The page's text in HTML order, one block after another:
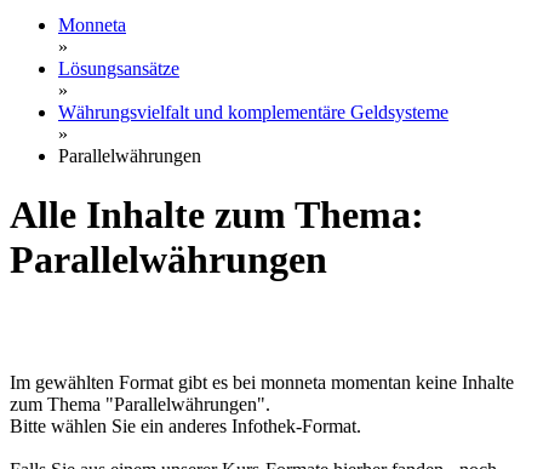
Monneta
»
Lösungsansätze
»
Währungsvielfalt und komplementäre Geldsysteme
»
Parallelwährungen
Alle Inhalte zum Thema:
Parallelwährungen
Im gewählten Format gibt es bei monneta momentan keine Inhalte
zum Thema "Parallelwährungen".
Bitte wählen Sie ein anderes Infothek-Format.